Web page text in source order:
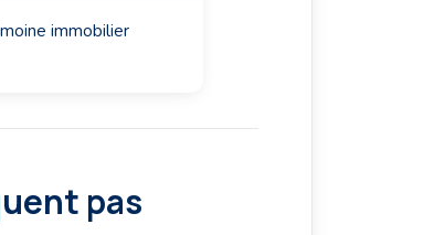
immobilier
pas